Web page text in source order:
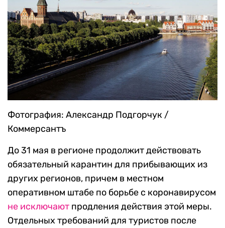
Фотография: Александр Подгорчук /
Коммерсантъ
До 31 мая в регионе продолжит действовать
обязательный карантин для прибывающих из
других регионов, причем в местном
оперативном штабе по борьбе с коронавирусом
не исключают продления действия этой меры.
Отдельных требований для туристов после